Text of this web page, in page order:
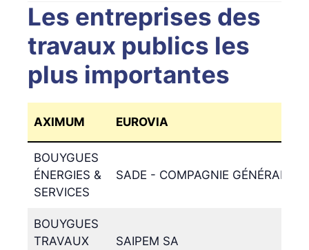
Les entreprises des
travaux publics les
plus importantes
AXIMUM EUROVIA
BOUYGUES
ÉNERGIES &
SERVICES
SADE - COMPAGNIE GÉNÉRALE
BOUYGUES
TRAVAUX
SAIPEM SA